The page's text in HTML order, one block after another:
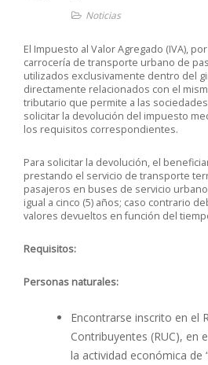
Noticias
El Impuesto al Valor Agregado (IVA),
carrocería de transporte urbano de
utilizados exclusivamente dentro del
directamente relacionados con el
tributario que permite a las
solicitar la devolución del impuesto
los requisitos correspondientes.
Para solicitar la devolución, el
prestando el servicio de transporte
pasajeros en buses de servicio
igual a cinco (5) años; caso contrario
valores devueltos en función del
Requisitos:
Personas naturales:
Encontrarse inscrito en el
Contribuyentes (RUC), en
la actividad económica de